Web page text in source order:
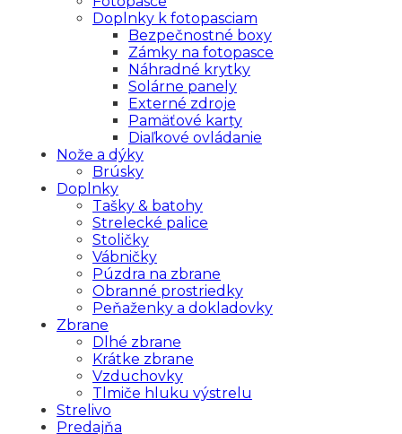
Doplnky k fotopasciam
Bezpečnostné boxy
Zámky na fotopasce
Náhradné krytky
Solárne panely
Externé zdroje
Pamäťové karty
Diaľkové ovládanie
Nože a dýky
Brúsky
Doplnky
Tašky & batohy
Strelecké palice
Stoličky
Vábničky
Púzdra na zbrane
Obranné prostriedky
Peňaženky a dokladovky
Zbrane
Dlhé zbrane
Krátke zbrane
Vzduchovky
Tlmiče hluku výstrelu
Strelivo
Predajňa